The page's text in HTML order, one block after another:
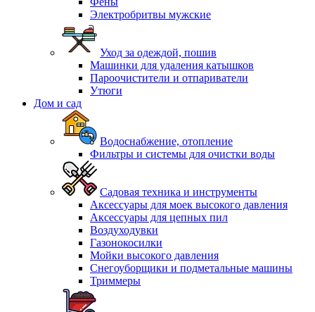
Электробритвы мужские
Уход за одеждой, пошив
Машинки для удаления катышков
Пароочистители и отпариватели
Утюги
Дом и сад
Водоснабжение, отопление
Фильтры и системы для очистки воды
Садовая техника и инструменты
Аксессуары для моек высокого давления
Аксессуары для цепных пил
Воздуходувки
Газонокосилки
Мойки высокого давления
Снегоуборщики и подметальные машины
Триммеры